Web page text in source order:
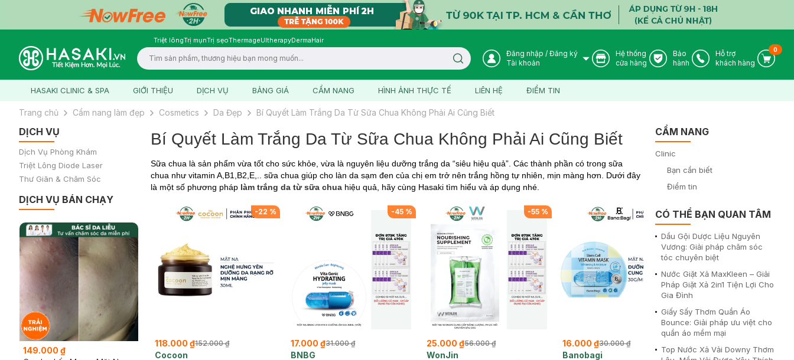
Triệt lôngTrị mụnTrị sẹoThermageUltherapyDermaHair
Logo
Search icon User Icon
Đăng nhập / Đăng ký
Tài khoản
Store Icon
Hệ thống
cửa hàng
Warranty Icon
Bảo
hành
Phone Icon
Hỗ trợ
khách hàng
Cart
0
HASAKI CLINIC & SPA GIỚI THIỆU DỊCH VỤ BẢNG GIÁ CẨM NANG HÌNH ẢNH THỰC TẾ LIÊN HỆ ĐIỂM TIN
Trang chủ Cẩm nang làm đẹp Cosmetics Da Đẹp Bí Quyết Làm Trắng Da Từ Sữa Chua Không Phải Ai Cũng Biết
DỊCH VỤ
Dịch Vụ Phòng Khám
Triệt Lông Diode Laser
Thư Giãn & Chăm Sóc
DỊCH VỤ BÁN CHẠY
149.000 ₫
Bí Quyết Làm Trắng Da Từ Sữa Chua Không Phải Ai Cũng Biết
Sữa chua là sản phẩm vừa tốt cho sức khỏe, vừa là nguyên liệu dưỡng trắng da “siêu hiệu quả”. Các thành phần có trong sữa
chua như vitamin A,B1,B2,E,.. sữa chua giúp cho làn da sạm đen của chị em trở nên trắng hồng tự nhiên, mịn màng hơn. Dưới đây
là một số phương pháp làm trắng da từ sữa chua hiệu quả, hãy cùng Hasaki tìm hiểu và áp dụng nhé.
-22 %
118.000 ₫152.000 ₫
Cocoon
-45 %
17.000 ₫31.000 ₫
BNBG
-55 %
25.000 ₫56.000 ₫
WonJin
-47%
16.000 ₫30.000 ₫
Banobagi
Mediheal
CẨM NANG
Clinic
Bạn cần biết
Điểm tin
CÓ THỂ BẠN QUAN TÂM
Dầu Gội Dược Liệu Nguyên
Vương: Giải pháp chăm sóc
tóc chuyên biệt
Nước Giặt Xả MaxKleen – Giải
Pháp Giặt Xả 2in1 Tiện Lợi Cho
Gia Đình
Giấy Sấy Thơm Quần Áo
Bounce: Giải pháp ưu việt cho
quần áo mềm mại
Top Nước Xả Vải Downy Thơm